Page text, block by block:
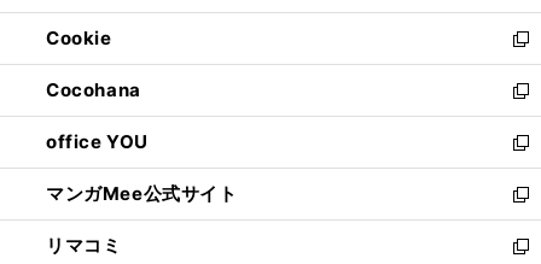
開
く
ウ
で
開
く
ン
ド
ウ
で
開
く
ウ
ィ
ン
ド
ウ
で
開
く
Cookie
新
し
い
ウ
ィ
ン
ド
ウ
で
Cocohana
新
し
い
ウ
ィ
ン
ド
office YOU
新
し
い
ウ
ィ
マンガMee公式サイト
新
し
い
リマコミ
新